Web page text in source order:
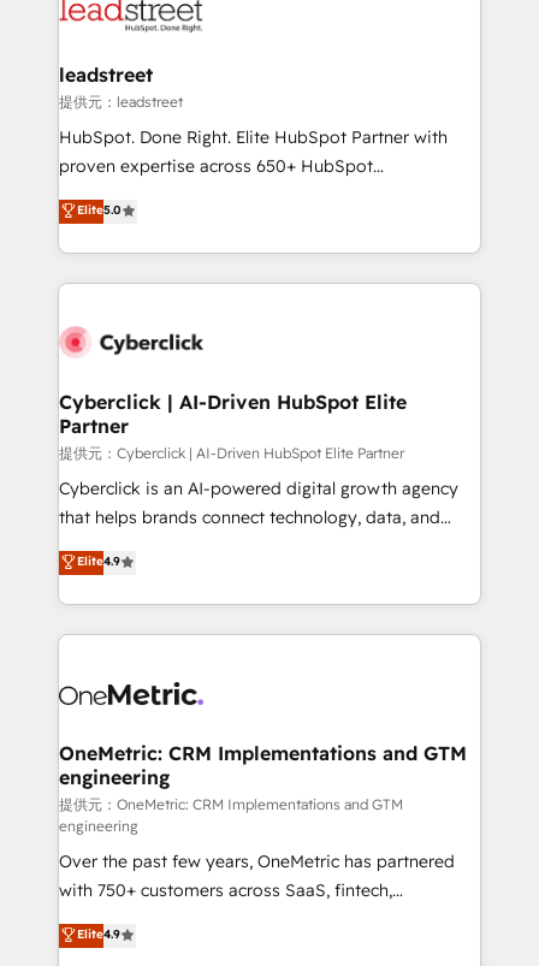
combine HubSpot, data, and AI to design connected
and technology for predictable, scalable revenue
growth. Our expertise spans RevOps, CRM and data
architecture, AI enablement, and strategic marketing,
delivered through our proprietary FLAIR framework
Partner and ISO 27001:2022 certified consultancy,
we blend strategy, creativity, and technology to help
leadstreet
提供元：leadstreet
HubSpot. Done Right. Elite HubSpot Partner with
proven expertise across 650+ HubSpot
implementations. With 12+ years of HubSpot
experience, we help you use the HubSpot platform
to its fullest capacity, improve your current HubSpot
website, or build your new one.
Elite5.0
Cyberclick | AI-Driven HubSpot Elite
Partner
提供元：Cyberclick | AI-Driven HubSpot Elite Partner
Cyberclick is an AI-powered digital growth agency
that helps brands connect technology, data, and
creativity to achieve measurable results. Founded in
Barcelona and operating across Spain, LATAM, and
the UK, we support global companies in building
smarter marketing, sales, and customer success
Iberia (Spain & Portugal), we combine human insight
growth. Our multidisciplinary team designs solutions
that simplify complexity, boost performance, and
turn innovation into real impact. 🌍 Highlights •
HubSpot Partner since 2012 • 2022 EMEA Impact
Award: Best Integration • 150+ successful HubSpot
projects • Clients in 30+ industries • Proprietary
technology for integrations • Multilingual team:
English, Spanish, Portuguese & Italian 👉 Grow
Elite4.9
OneMetric: CRM Implementations and GTM
engineering
提供元：OneMetric: CRM Implementations and GTM
engineering
Over the past few years, OneMetric has partnered
with 750+ customers across SaaS, fintech,
healthcare, real estate, and other industries. With
150+ HubSpot-certified experts, we deliver scalable
Elite4.9